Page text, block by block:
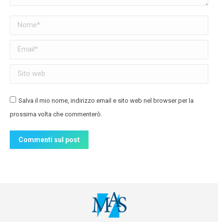
Nome *
Email *
Sito web
Salva il mio nome, indirizzo email e sito web nel browser per la
prossima volta che commenterò.
Commenti sul post